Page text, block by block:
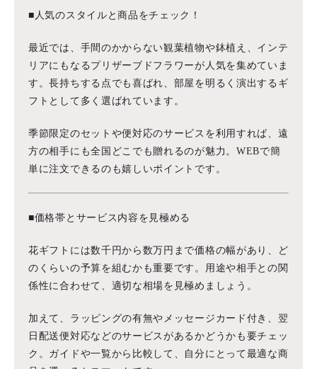
■人気のスタイルと商品をチェック！
最近では、手間のかからない観葉植物や鉢植え、インテ
リアにもなるプリザーブドフラワーが人気を集めていま
す。長持ちする点でも喜ばれ、部屋を明るく演出するギ
フトとして多く選ばれています。
季節限定のセットや便対応のサービスを利用すれば、遠
方の相手にも全国どこでも贈れるのが魅力。WEBで簡
単に注文できるのも嬉しいポイントです。
■価格帯とサービス内容を見極める
花ギフトには数千円から数万円まで価格の幅があり、ど
のくらいの予算を組むかも重要です。用途や相手との関
係性に合わせて、適切な相場を見極めましょう。
加えて、ラッピングの有無やメッセージカード付き、翌
日配送便対応などのサービスがあるかどうかも要チェッ
ク。ガイドや一覧から比較して、自分にとって最適な商